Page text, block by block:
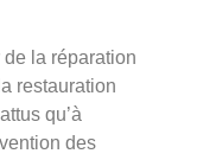
la réparation
restauration
qu’à
des